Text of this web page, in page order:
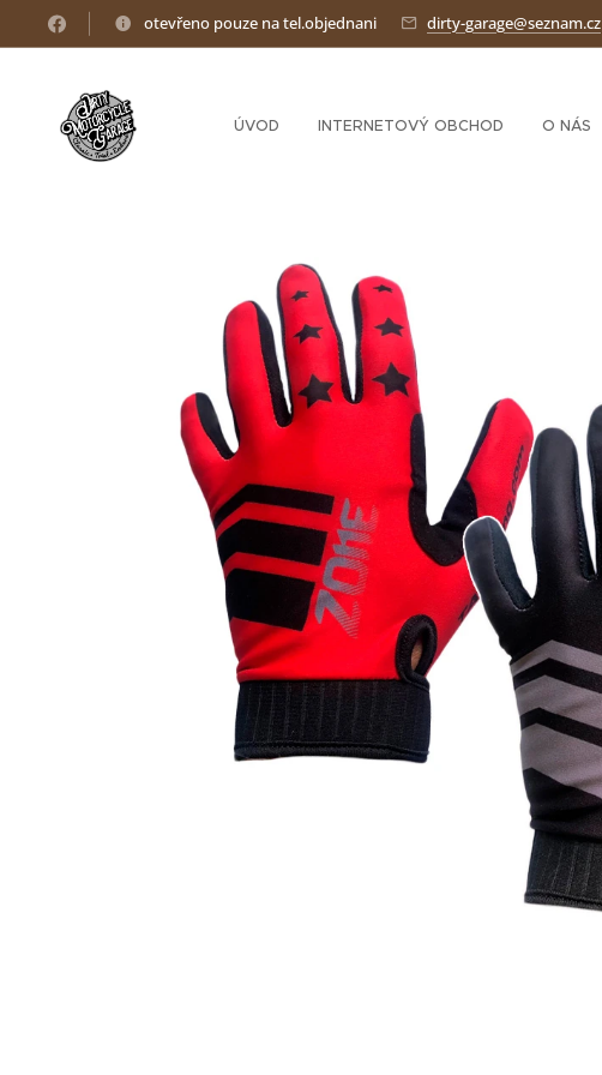
otevřeno pouze na tel.objednani dirty-garage@seznam.cz
ÚVOD INTERNETOVÝ OBCHOD O NÁS